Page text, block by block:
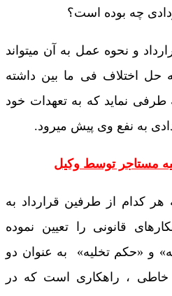
چه بوده است؟
و نحوه عمل به آن میتواند
حل اختلاف فی ما بین داشته
طرفی نماید که به تعهدات خود
به نفع وی پیش میرود.
مستاجر توسط وکیل
هر کدام از طرفین قرارداد به
قانونی را تعیین نموده
و «حکم تخلیه» به عنوان دو
خاطی ، راهکاری است که در